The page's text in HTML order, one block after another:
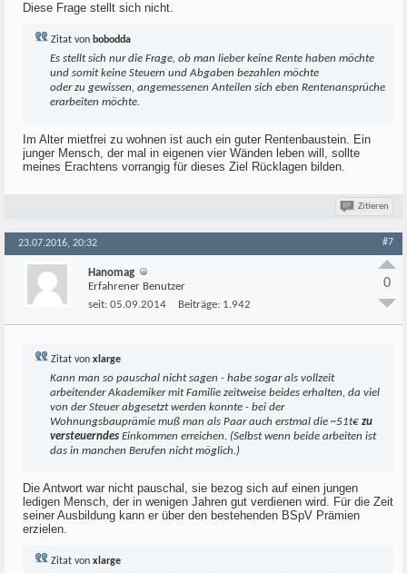
Diese Frage stellt sich nicht.
Zitat von bobodda
Es stellt sich nur die Frage, ob man lieber keine Rente haben möchte
und somit keine Steuern und Abgaben bezahlen möchte
oder zu gewissen, angemessenen Anteilen sich eben Rentenansprüche
erarbeiten möchte.
Im Alter mietfrei zu wohnen ist auch ein guter Rentenbaustein. Ein
junger Mensch, der mal in eigenen vier Wänden leben will, sollte
meines Erachtens vorrangig für dieses Ziel Rücklagen bilden.
Zitieren
23.07.2016, 20:32 #7
Hanomag
Erfahrener Benutzer
seit: 05.09.2014 Beiträge: 1.942
0
Zitat von xlarge
Kann man so pauschal nicht sagen - habe sogar als vollzeit
arbeitender Akademiker mit Familie zeitweise beides erhalten, da viel
von der Steuer abgesetzt werden konnte - bei der
Wohnungsbauprämie muß man als Paar auch erstmal die ~51t€ zu
versteuerndes Einkommen erreichen. (Selbst wenn beide arbeiten ist
das in manchen Berufen nicht möglich.)
Die Antwort war nicht pauschal, sie bezog sich auf einen jungen
ledigen Mensch, der in wenigen Jahren gut verdienen wird. Für die Zeit
seiner Ausbildung kann er über den bestehenden BSpV Prämien
erzielen.
Zitat von xlarge